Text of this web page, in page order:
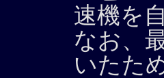
速機を
なお、
いたた